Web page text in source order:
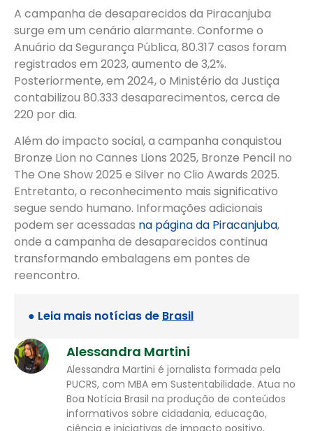
A campanha de desaparecidos da Piracanjuba
surge em um cenário alarmante. Conforme o
Anuário da Segurança Pública, 80.317 casos foram
registrados em 2023, aumento de 3,2%.
Posteriormente, em 2024, o Ministério da Justiça
contabilizou 80.333 desaparecimentos, cerca de
220 por dia.
Além do impacto social, a campanha conquistou
Bronze Lion no Cannes Lions 2025, Bronze Pencil no
The One Show 2025 e Silver no Clio Awards 2025.
Entretanto, o reconhecimento mais significativo
segue sendo humano. Informações adicionais
podem ser acessadas na página da Piracanjuba,
onde a campanha de desaparecidos continua
transformando embalagens em pontes de
reencontro.
● Leia mais notícias de Brasil
Alessandra Martini
Alessandra Martini é jornalista formada pela
PUCRS, com MBA em Sustentabilidade. Atua no
Boa Notícia Brasil na produção de conteúdos
informativos sobre cidadania, educação,